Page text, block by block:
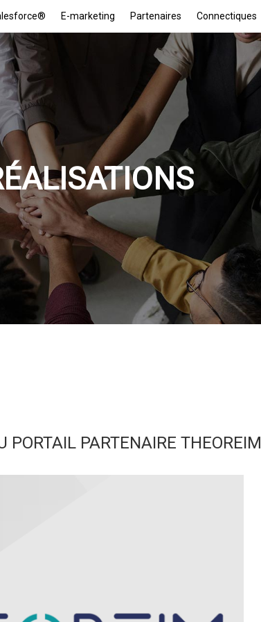
E-marketing Partenaires Connectiques
PORTAIL PARTENAIRE THEOREIM